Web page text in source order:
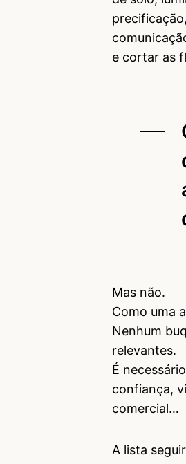
e cortar as
Mas não.
Como uma
Nenhum
relevantes.
É
confiança,
comercial…
A lista